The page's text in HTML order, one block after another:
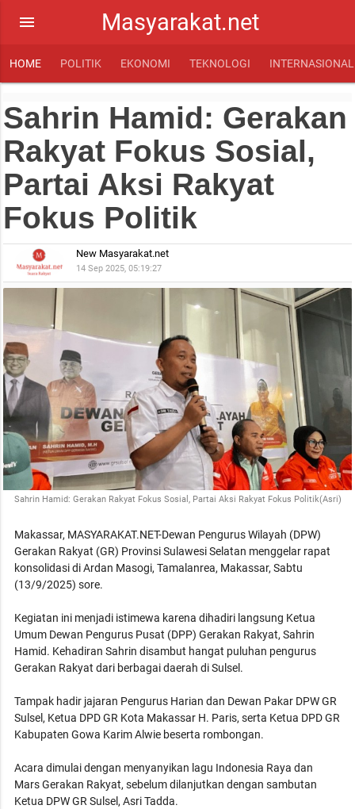
Masyarakat.net
menu
HOME POLITIK EKONOMI TEKNOLOGI INTERNASIONAL
Sahrin Hamid: Gerakan
Rakyat Fokus Sosial,
Partai Aksi Rakyat
Fokus Politik
New Masyarakat.net
14 Sep 2025, 05:19:27
Sahrin Hamid: Gerakan Rakyat Fokus Sosial, Partai Aksi Rakyat Fokus Politik(Asri)
Makassar, MASYARAKAT.NET-Dewan Pengurus Wilayah (DPW)
Gerakan Rakyat (GR) Provinsi Sulawesi Selatan menggelar rapat
konsolidasi di Ardan Masogi, Tamalanrea, Makassar, Sabtu
(13/9/2025) sore.
Kegiatan ini menjadi istimewa karena dihadiri langsung Ketua
Umum Dewan Pengurus Pusat (DPP) Gerakan Rakyat, Sahrin
Hamid. Kehadiran Sahrin disambut hangat puluhan pengurus
Gerakan Rakyat dari berbagai daerah di Sulsel.
Tampak hadir jajaran Pengurus Harian dan Dewan Pakar DPW GR
Sulsel, Ketua DPD GR Kota Makassar H. Paris, serta Ketua DPD GR
Kabupaten Gowa Karim Alwie beserta rombongan.
Acara dimulai dengan menyanyikan lagu Indonesia Raya dan
Mars Gerakan Rakyat, sebelum dilanjutkan dengan sambutan
Ketua DPW GR Sulsel, Asri Tadda.